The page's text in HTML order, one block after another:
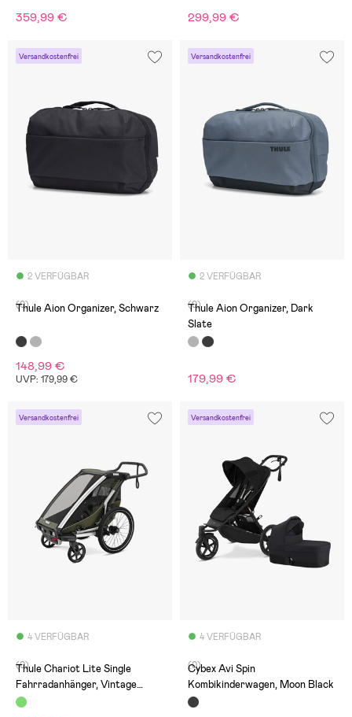
359,99 € 299,99 €
Versandkostenfrei
2 VERFÜGBAR
(0)
Thule Aion Organizer, Schwarz
148,99 €
UVP: 179,99 €
Versandkostenfrei
2 VERFÜGBAR
(0)
Thule Aion Organizer, Dark
Slate
179,99 €
Versandkostenfrei
4 VERFÜGBAR
(0)
Thule Chariot Lite Single
Fahrradanhänger, Vintage
Green
Versandkostenfrei
4 VERFÜGBAR
(0)
Cybex Avi Spin
Kombikinderwagen, Moon Black